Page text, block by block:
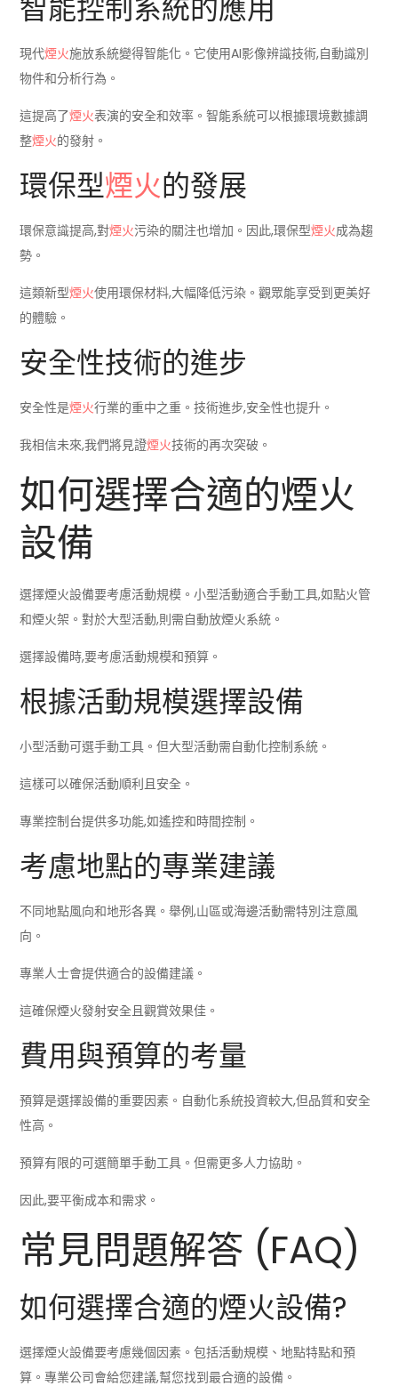
智能控制系統的應用
現代煙火施放系統變得智能化。它使用AI影像辨識技術,自動識別
物件和分析行為。
這提高了煙火表演的安全和效率。智能系統可以根據環境數據調
整煙火的發射。
環保型煙火的發展
環保意識提高,對煙火污染的關注也增加。因此,環保型煙火成為趨
勢。
這類新型煙火使用環保材料,大幅降低污染。觀眾能享受到更美好
的體驗。
安全性技術的進步
安全性是煙火行業的重中之重。技術進步,安全性也提升。
我相信未來,我們將見證煙火技術的再次突破。
如何選擇合適的煙火
設備
選擇煙火設備要考慮活動規模。小型活動適合手動工具,如點火管
和煙火架。對於大型活動,則需自動放煙火系統。
選擇設備時,要考慮活動規模和預算。
根據活動規模選擇設備
小型活動可選手動工具。但大型活動需自動化控制系統。
這樣可以確保活動順利且安全。
專業控制台提供多功能,如遙控和時間控制。
考慮地點的專業建議
不同地點風向和地形各異。舉例,山區或海邊活動需特別注意風
向。
專業人士會提供適合的設備建議。
這確保煙火發射安全且觀賞效果佳。
費用與預算的考量
預算是選擇設備的重要因素。自動化系統投資較大,但品質和安全
性高。
預算有限的可選簡單手動工具。但需更多人力協助。
因此,要平衡成本和需求。
常見問題解答 (FAQ)
如何選擇合適的煙火設備?
選擇煙火設備要考慮幾個因素。包括活動規模、地點特點和預
算。專業公司會給您建議,幫您找到最合適的設備。